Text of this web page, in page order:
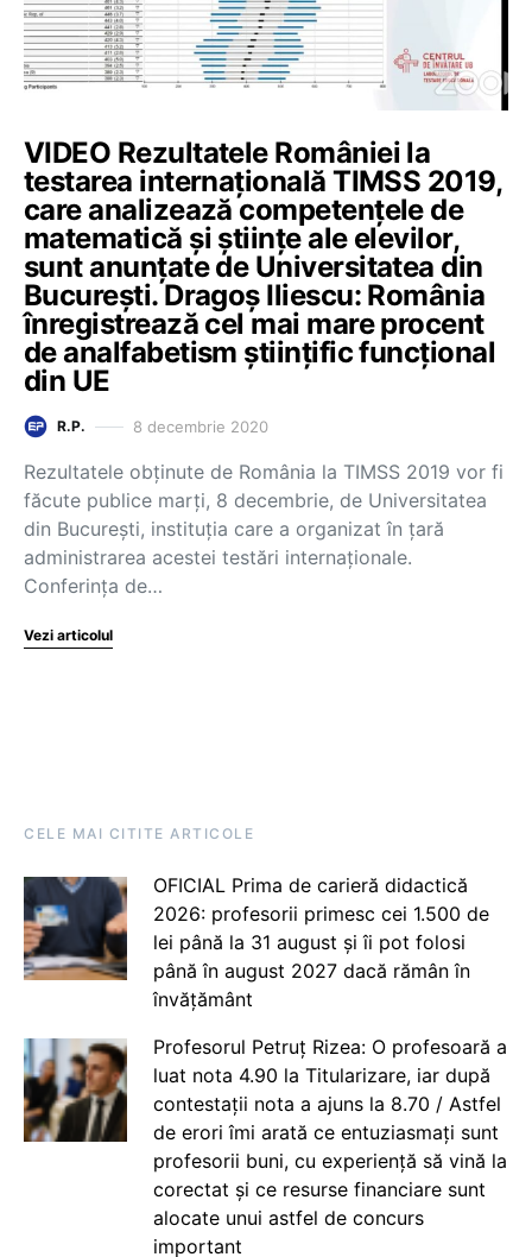
VIDEO Rezultatele României la
testarea internațională TIMSS 2019,
care analizează competențele de
matematică și științe ale elevilor,
sunt anunțate de Universitatea din
București. Dragoș Iliescu: România
înregistrează cel mai mare procent
de analfabetism științific funcțional
din UE
R.P. 8 decembrie 2020
Rezultatele obținute de România la TIMSS 2019 vor fi
făcute publice marți, 8 decembrie, de Universitatea
din București, instituția care a organizat în țară
administrarea acestei testări internaționale.
Conferința de…
Vezi articolul
CELE MAI CITITE ARTICOLE
OFICIAL Prima de carieră didactică
2026: profesorii primesc cei 1.500 de
lei până la 31 august și îi pot folosi
până în august 2027 dacă rămân în
învățământ
Profesorul Petruț Rizea: O profesoară a
luat nota 4.90 la Titularizare, iar după
contestații nota a ajuns la 8.70 / Astfel
de erori îmi arată ce entuziasmați sunt
profesorii buni, cu experiență să vină la
corectat și ce resurse financiare sunt
alocate unui astfel de concurs
important